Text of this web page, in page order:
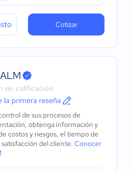
Cotizar
sin calificación
la primera reseña
de sus procesos de
obtenga información y
costos y riesgos, el tiempo de
del cliente. Conocer